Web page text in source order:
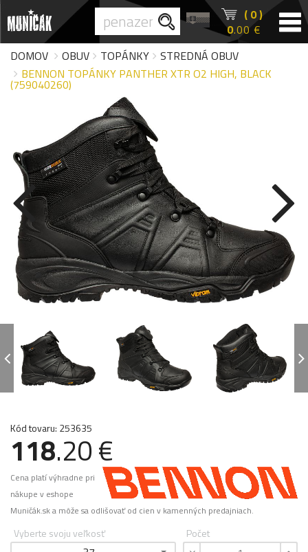
( 0 )
0.00 €
DOMOV
OBUV TOPÁNKY
STREDNÁ OBUV
BENNON TOPÁNKY PANTHER XTR O2 HIGH, BLACK
(759040260)
Kód tovaru: 253635
118.20 €
Cena platí výhradne pri
nákupe v eshope
Muničák.sk a môže sa odlišovať od cien v kamenných predajniach.
Vyberte svoju veľkosť Počet